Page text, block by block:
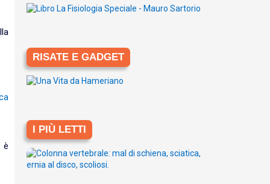
è
RISATE E GADGET
I PIÙ LETTI